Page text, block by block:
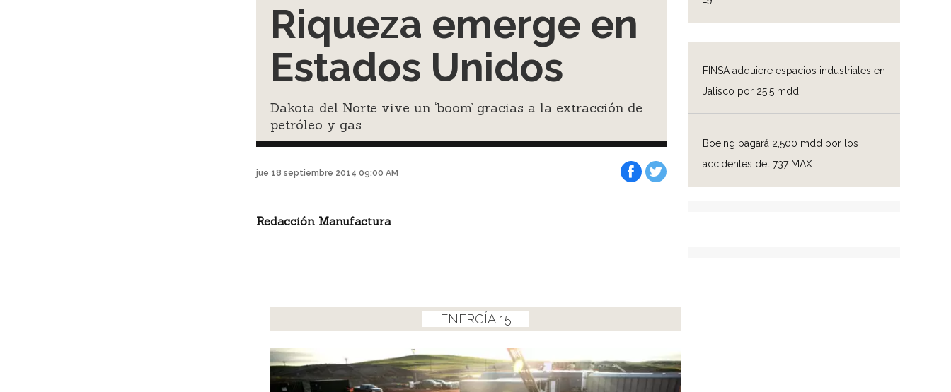
FINSA adquiere espacios industriales en
Jalisco por 25.5 mdd
Boeing pagará 2,500 mdd por los
accidentes del 737 MAX
Riqueza emerge en
Estados Unidos
Dakota del Norte vive un ‘boom’ gracias a la extracción de
petróleo y gas
jue 18 septiembre 2014 09:00 AM
Redacción Manufactura
ENERGÍA 15